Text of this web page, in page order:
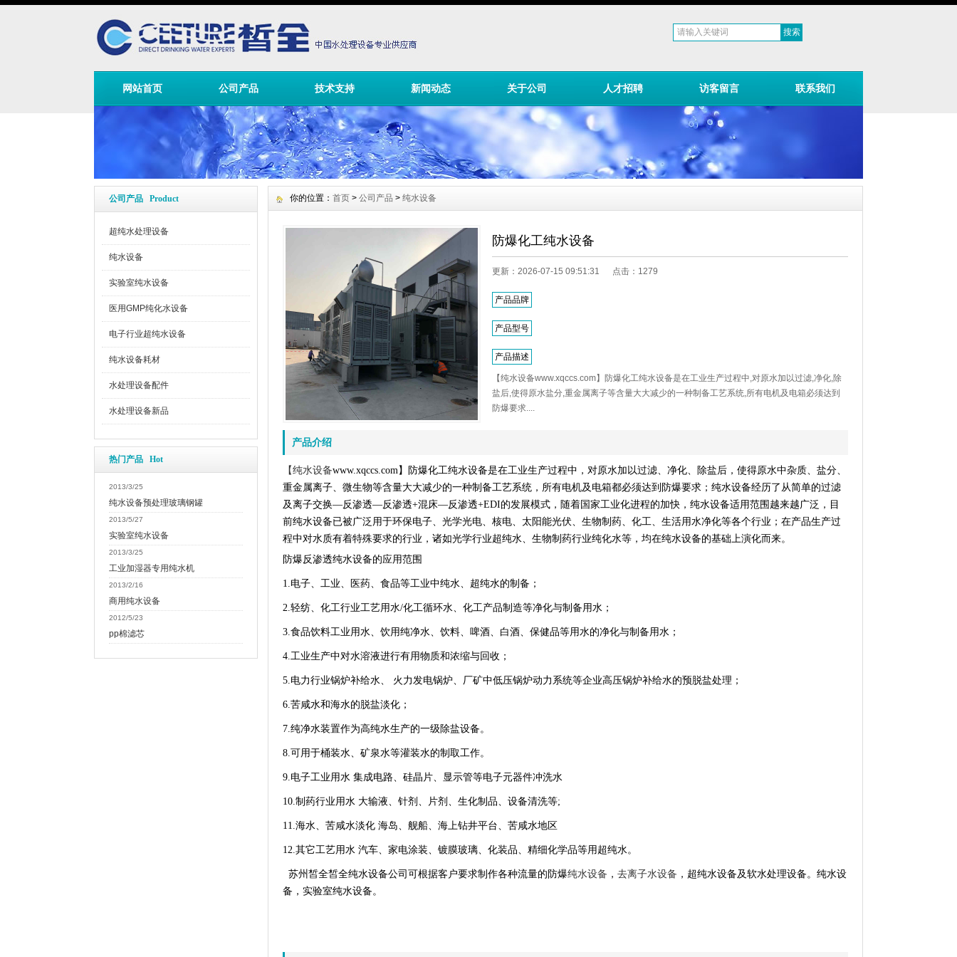
网站首页 公司产品 技术支持 新闻动态 关于公司 人才招聘 访客留言 联系我们
公司产品 Product
超纯水处理设备
纯水设备
实验室纯水设备
医用GMP纯化水设备
电子行业超纯水设备
纯水设备耗材
水处理设备配件
水处理设备新品
热门产品 Hot
2013/3/25
纯水设备预处理玻璃钢罐
2013/5/27
实验室纯水设备
2013/3/25
工业加湿器专用纯水机
2013/2/16
商用纯水设备
2012/5/23
pp棉滤芯
你的位置： 首页 > 公司产品 > 纯水设备
防爆化工纯水设备
更新：2026-07-15 09:51:31 点击： 1279
产品品牌
产品型号
产品描述
【纯水设备www.xqccs.com】防爆化工纯水设备是在工业生产过程中,对原水加以过滤,净化,除
盐后,使得原水盐分,重金属离子等含量大大减少的一种制备工艺系统,所有电机及电箱必须达到
防爆要求....
产品介绍
【纯水设备www.xqccs.com】 防爆化工纯水设备是在工业生产过程中，对原水加以过滤、净化、除盐后，使得原水中杂质、盐分、
重金属离子、微生物等含量大大减少的一种制备工艺系统 ，所有电机及电箱都必须达到防爆要求 ；纯水设备经历了从简单的过滤
及离子交换—反渗透—反渗透+混床—反渗透+EDI的发展模式，随着国家工业化进程的加快，纯水设备适用范围越来越广泛，目
前纯水设备已被广泛用于环保电子、光学光电、核电、太阳能光伏、生物制药、化工、生活用水净化等各个行业；在产品生产过
程中对水质有着特殊要求的行业，诸如光学行业超纯水、生物制药行业纯化水等，均在纯水设备的基础上演化而来。
防爆反渗透纯水设备的应用范围
1.电子、工业、医药、食品等工业中纯水、超纯水的制备；
2.轻纺、化工行业工艺用水/化工循环水、化工产品制造等净化与制备用水；
3.食品饮料工业用水、饮用纯净水、饮料、啤酒、白酒、保健品等用水的净化与制备用水；
4.工业生产中对水溶液进行有用物质和浓缩与回收；
5.电力行业锅炉补给水、 火力发电锅炉、厂矿中低压锅炉动力系统等企业高压锅炉补给水的预脱盐处理；
6.苦咸水和海水的脱盐淡化；
7.纯净水装置作为高纯水生产的一级除盐设备。
8.可用于桶装水、矿泉水等灌装水的制取工作。
9.电子工业用水 集成电路、硅晶片、显示管等电子元器件冲洗水
10.制药行业用水 大输液、针剂、片剂、生化制品、设备清洗等;
11.海水、苦咸水淡化 海岛、舰船、海上钻井平台、苦咸水地区
12.其它工艺用水 汽车、家电涂装、镀膜玻璃、化装品、精细化学品等用超纯水。
苏州皙全皙全纯水设备公司可根据客户要求制作各种流量的防爆纯水设备 ， 去离子水设备 ，超纯水设备及软水处理设备。 纯水设
备 ， 实验室纯水设备。